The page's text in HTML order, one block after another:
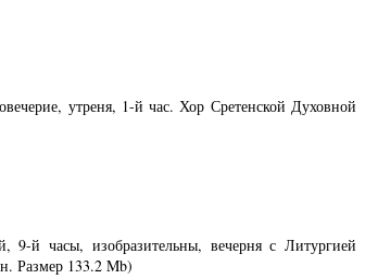
утреня, 1-й час. Хор Сретенской Духовной
й часы, изобразительны, вечерня с Литургией
Размер 133.2 Mb)